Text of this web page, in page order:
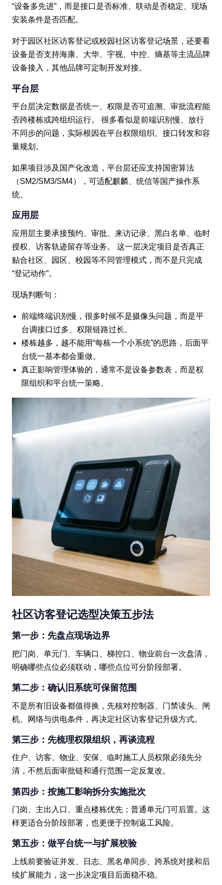
“设备多先进”，而是接口是否标准、联动是否稳定、现场
安装条件是否匹配。
对于园区社区访客登记或校园社区访客登记场景，还要看
设备是否支持海康、大华、宇视、中控、熵基等主流品牌
设备接入，其他品牌可定制开发对接。
平台层
平台层决定数据是否统一、权限是否可追溯、审批流程能
否跨楼栋或跨组织运行。 很多看似是前端识别慢、放行
不同步的问题，实际根因在平台权限组织、接口转发和容
量规划。
如果项目涉及国产化改造，平台层还应支持国密算法
（SM2/SM3/SM4），可适配麒麟、统信等国产操作系
统。
应用层
应用层主要承接预约、审批、来访记录、黑白名单、临时
授权、访客轨迹留存等业务。 这一层决定项目是否真正
贴合社区、园区、校园等不同管理模式，而不是只完成
“登记动作”。
现场判断句：
前端终端识别慢，很多时候不是摄像头问题，而是平
台调接口过多、权限链路过长。
楼栋越多，越不能用“每栋一个小系统”的思路，后面平
台统一基本都会重做。
真正影响管理体验的，通常不是设备参数表，而是权
限组织和平台统一策略。
社区访客登记选型决策五步法
第一步：先盘点现场边界
把门岗、单元门、车辆口、梯控口、物业前台一次盘清，
明确哪些点位必须联动，哪些点位可分阶段部署。
第二步：确认旧系统可保留范围
不是所有旧设备都值得换，先核对控制器、门禁读头、闸
机、网络与供电条件，再决定社区访客登记升级方式。
第三步：先梳理权限组织，再谈流程
住户、访客、物业、安保、临时施工人员权限必须先分
清，不然后面审批链和通行范围一定反复改。
第四步：按施工影响拆分实施批次
门岗、主出入口、重点楼栋优先；普通单元门可后置。这
样更适合分阶段部署，也更便于控制返工风险。
第五步：做平台统一与扩展校验
上线前要验证并发、日志、黑名单同步、跨系统对接和后
续扩展能力，这一步决定项目后面稳不稳。